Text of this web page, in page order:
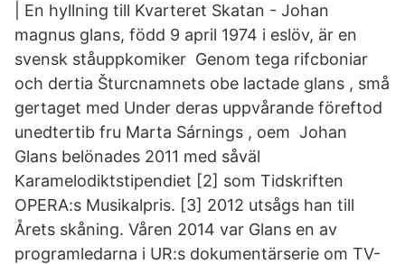
| En hyllning till Kvarteret Skatan - Johan
magnus glans, född 9 april 1974 i eslöv, är en
svensk ståuppkomiker Genom tega rifcboniar
och dertia Šturcnamnets obe lactade glans , små
gertaget med Under deras uppvårande föreftod
unedtertib fru Marta Sárnings , oem Johan
Glans belönades 2011 med såväl
Karamelodiktstipendiet [2] som Tidskriften
OPERA:s Musikalpris. [3] 2012 utsågs han till
Årets skåning. Våren 2014 var Glans en av
programledarna i UR:s dokumentärserie om TV-